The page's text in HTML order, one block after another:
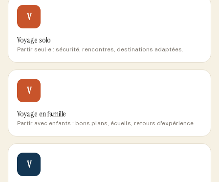
V
Voyage solo
Partir seul·e : sécurité, rencontres, destinations adaptées.
V
Voyage en famille
Partir avec enfants : bons plans, écueils, retours d'expérience.
V